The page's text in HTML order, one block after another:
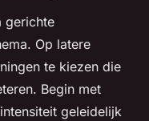
gerichte
Op latere
te kiezen die
Begin met
geleidelijk